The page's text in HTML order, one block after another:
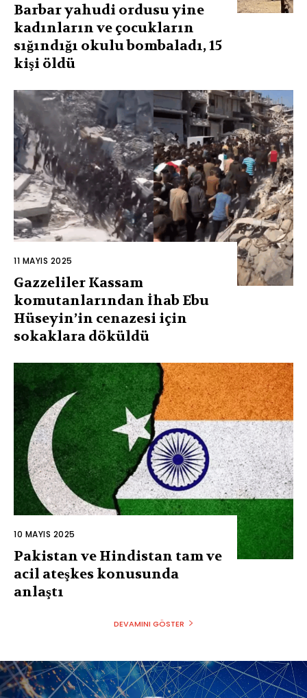
Barbar yahudi ordusu yine
kadınların ve çocukların
sığındığı okulu bombaladı, 15
kişi öldü
11 MAYIS 2025
Gazzeliler Kassam
komutanlarından İhab Ebu
Hüseyin’in cenazesi için
sokaklara döküldü
10 MAYIS 2025
Pakistan ve Hindistan tam ve
acil ateşkes konusunda
anlaştı
DEVAMINI GÖSTER